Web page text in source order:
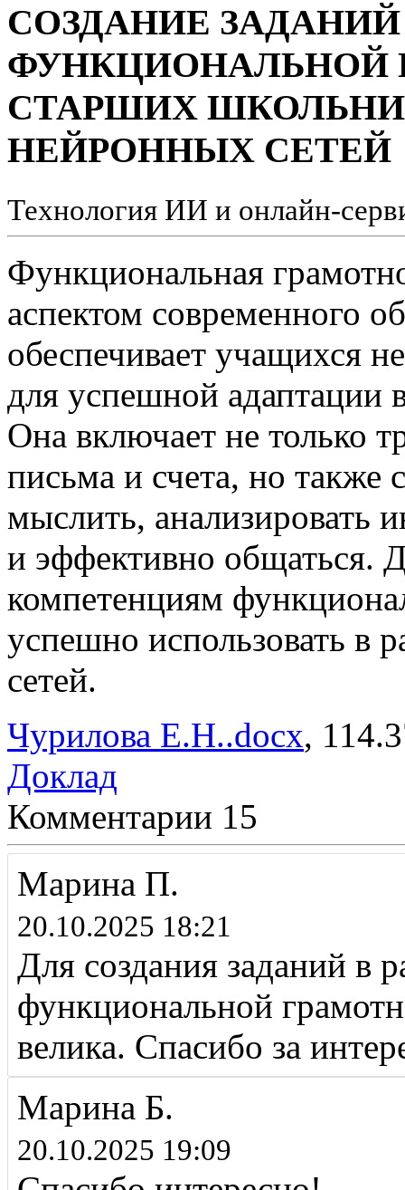
СОЗДАНИЕ
ФУНКЦИОНАЛЬНОЙ
СТАРШИХ
НЕЙРОННЫХ СЕТЕЙ
Технология ИИ и онлайн-
Функциональная
аспектом современного
обеспечивает учащихся
для успешной
Она включает не только
письма и счета, но также
мыслить,
и эффективно общаться.
компетенциям
успешно использовать в
сетей.
Чурилова Е.Н..docx,
Доклад
Комментарии 15
Марина П.
20.10.2025 18:21
Для создания заданий в
функциональной
велика. Спасибо за
Марина Б.
20.10.2025 19:09